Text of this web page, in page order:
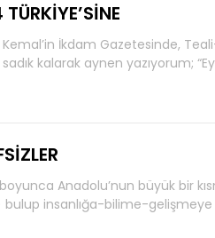
Kemal’in İkdam Gazetesinde,
sadık kalarak aynen yazıyorum;
boyunca Anadolu’nun büyük bir
bulup insanlığa-bilime-